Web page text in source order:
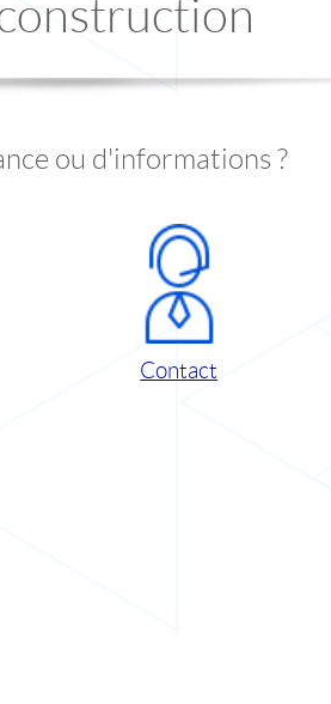
ou d'informations ?
Contact